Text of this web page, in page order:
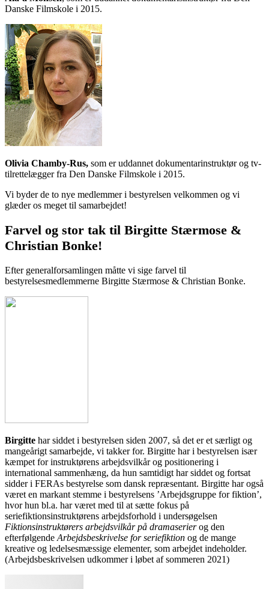
Danske Filmskole i 2015.
Olivia Chamby-Rus, som er uddannet dokumentarinstruktør og tv-
tilrettelægger fra Den Danske Filmskole i 2015.
Vi byder de to nye medlemmer i bestyrelsen velkommen og vi
glæder os meget til samarbejdet!
Farvel og stor tak til Birgitte Stærmose &
Christian Bonke!
Efter generalforsamlingen måtte vi sige farvel til
bestyrelsesmedlemmerne Birgitte Stærmose & Christian Bonke.
Birgitte har siddet i bestyrelsen siden 2007, så det er et særligt og
mangeårigt samarbejde, vi takker for. Birgitte har i bestyrelsen især
kæmpet for instruktørens arbejdsvilkår og positionering i
international sammenhæng, da hun samtidigt har siddet og fortsat
sidder i FERAs bestyrelse som dansk repræsentant. Birgitte har også
været en markant stemme i bestyrelsens ’Arbejdsgruppe for fiktion’,
hvor hun bl.a. har været med til at sætte fokus på
seriefiktionsinstruktørens arbejdsforhold i undersøgelsen
Fiktionsinstruktørers arbejdsvilkår på dramaserierog den
efterfølgende Arbejdsbeskrivelse for seriefiktion og de mange
kreative og ledelsesmæssige elementer, som arbejdet indeholder.
(Arbejdsbeskrivelsen udkommer i løbet af sommeren 2021)